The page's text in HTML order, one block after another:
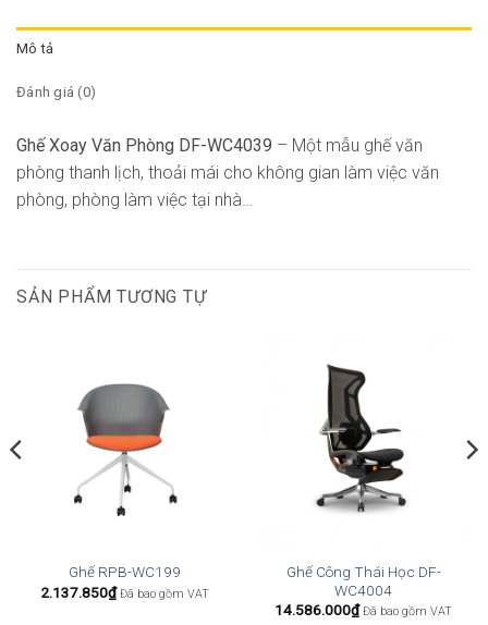
Mô tả
Đánh giá (0)
Ghế Xoay Văn Phòng DF-WC4039 – Một mẫu ghế văn
phòng thanh lịch, thoải mái cho không gian làm việc văn
phòng, phòng làm việc tại nhà…
SẢN PHẨM TƯƠNG TỰ
Ghế RPB-WC199
2.137.850₫ Đã bao gồm VAT
Ghế Công Thái Học DF-
WC4004
14.586.000₫ Đã bao gồm VAT